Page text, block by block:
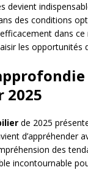
devient
des conditions
dans ce
les opportunités
2025
de 2025
d’appréhender
des
incontournable